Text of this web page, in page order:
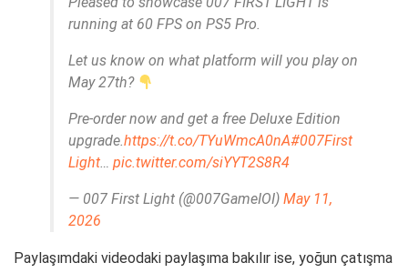
running at 60 FPS on PS5 Pro.
Let us know on what platform will you play on
May 27th?
Pre-order now and get a free Deluxe Edition
upgrade.https://t.co/TYuWmcA0nA#007First
Light… pic.twitter.com/siYYT2S8R4
— 007 First Light (@007GameIOI) May 11,
2026
Paylaşımdaki videodaki paylaşıma bakılır ise, yoğun çatışma